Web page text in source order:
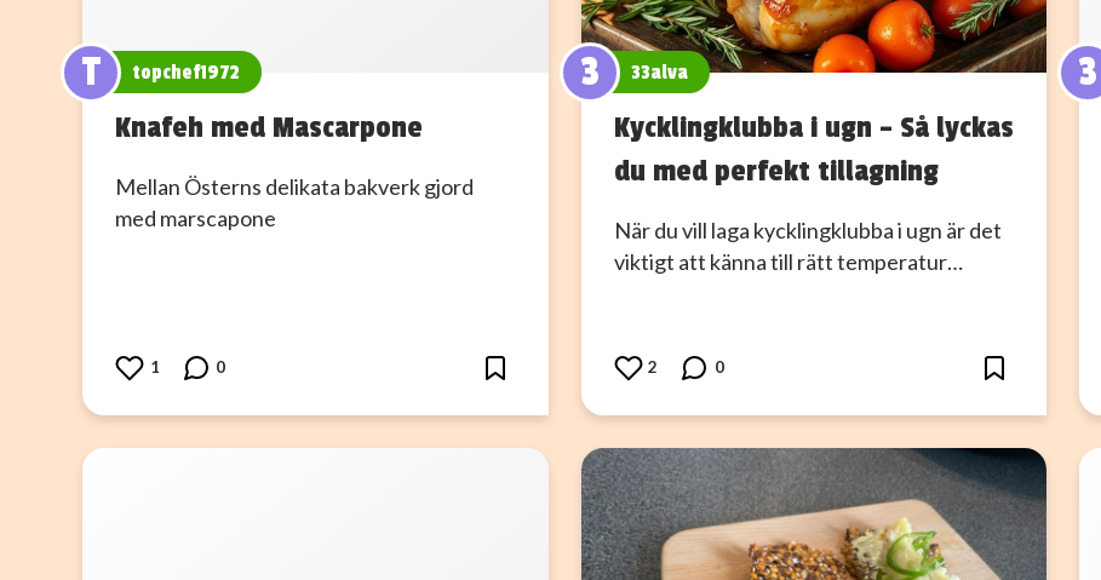
T topchef1972
Knafeh med Mascarpone
Mellan Österns delikata bakverk gjord
med marscapone
1 0
3 33alva
Kycklingklubba i ugn – Så lyckas
du med perfekt tillagning
När du vill laga kycklingklubba i ugn är det
viktigt att känna till rätt temperatur…
2 0
3